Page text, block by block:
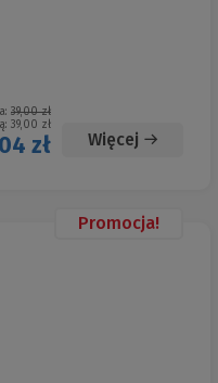
39,00 zł
39,00 zł
zł Więcej
Promocja!